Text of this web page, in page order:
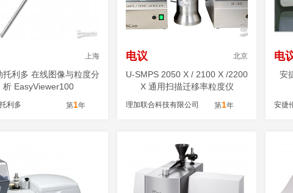
上海
托利多 在线图像与粒度分
析 EasyViewer100
利多 第1年
电议 北京
U-SMPS 2050 X / 2100 X /2200
X 通用扫描迁移率粒度仪
理加联合科技有限公司 第1年
电
安